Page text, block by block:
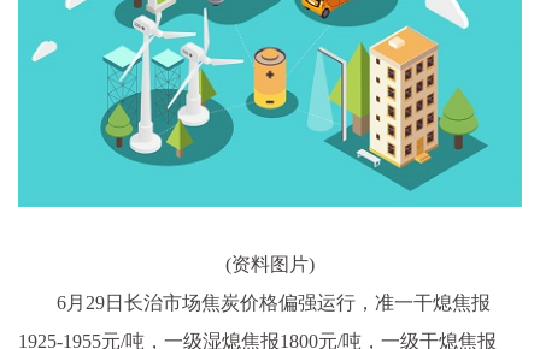
(资料图片)
6月29日长治市场焦炭价格偏强运行，准一干熄焦报
1925-1955元/吨，一级湿熄焦报1800元/吨，一级干熄焦报